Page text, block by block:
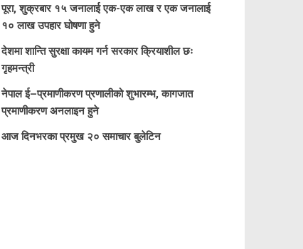
पूरा, शुक्रबार १५ जनालाई एक-एक लाख र एक जनालाई
१० लाख उपहार घोषणा हुने
देशमा शान्ति सुरक्षा कायम गर्न सरकार क्रियाशील छः
गृहमन्त्री
नेपाल ई–प्रमाणीकरण प्रणालीको शुभारम्भ, कागजात
प्रमाणीकरण अनलाइन हुने
आज दिनभरका प्रमुख २० समाचार बुलेटिन